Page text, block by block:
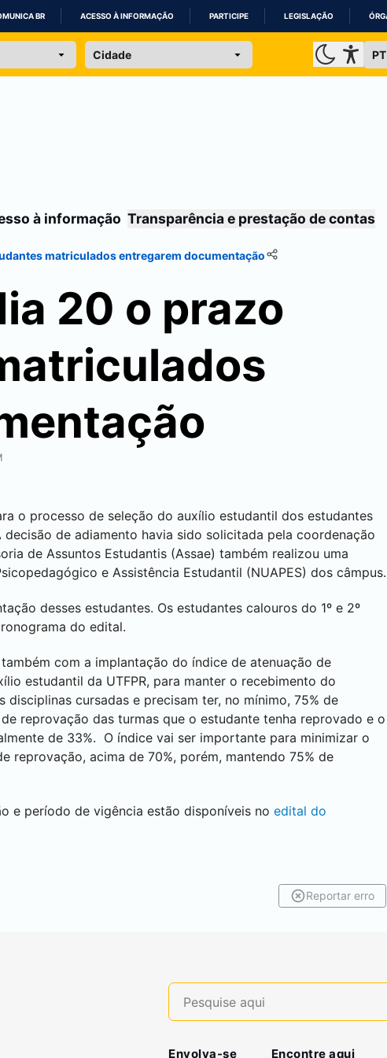
IR
BR ACESSO À INFORMAÇÃO PARTICIPE LEGISLAÇÃO
à informação Transparência e prestação de contas
matriculados entregarem documentação
20 o prazo
o processo de seleção do auxílio estudantil dos estudantes
de adiamento havia sido solicitada pela coordenação
de Assuntos Estudantis (Assae) também realizou uma
e Assistência Estudantil (NUAPES) dos câmpus.
desses estudantes. Os estudantes calouros do 1º e 2º
do edital.
com a implantação do índice de atenuação de
estudantil da UTFPR, para manter o recebimento do
cursadas e precisam ter, no mínimo, 75% de
reprovação das turmas que o estudante tenha reprovado e o
de 33%. O índice vai ser importante para minimizar o
acima de 70%, porém, mantendo 75% de
e período de vigência estão disponíveis no edital do
Reportar erro
Envolva-se Encontre aqui